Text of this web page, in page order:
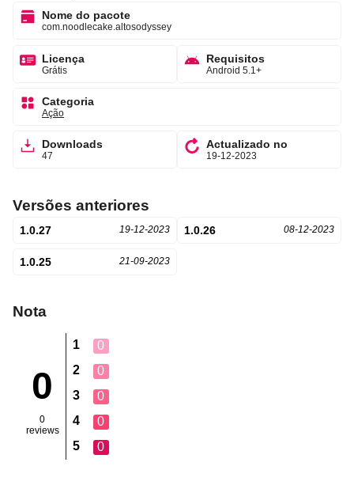
Nome do pacote
com.noodlecake.altosodyssey
Licença
Grátis
Requisitos
Android 5.1+
Categoria
Ação
Downloads
47
Actualizado no
19-12-2023
Versões anteriores
1.0.27 19-12-2023 1.0.26 08-12-2023
1.0.25 21-09-2023
Nota
0
0
reviews
1
0
2
0
3
0
4
0
5
0